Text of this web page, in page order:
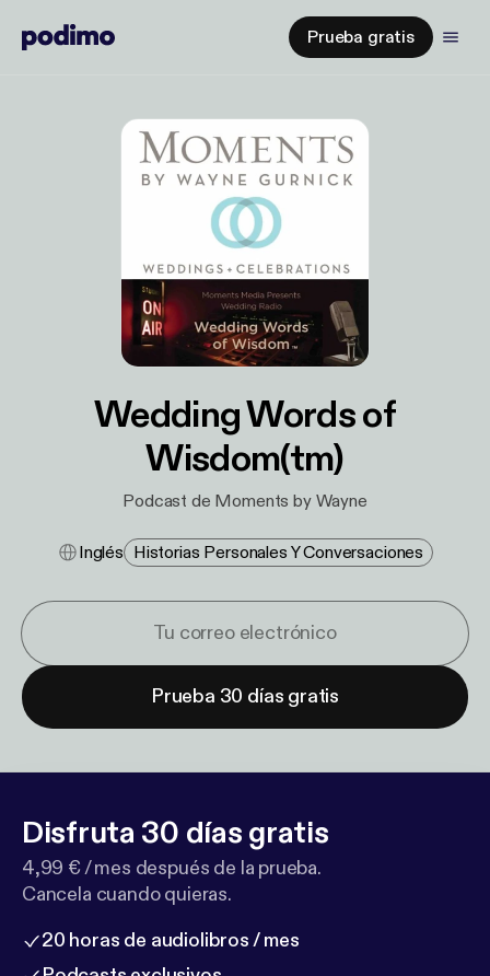
Prueba gratis
Wedding Words of
Wisdom(tm)
Podcast de Moments by Wayne
Inglés Historias Personales Y Conversaciones
Prueba 30 días gratis
Disfruta 30 días gratis
4,99 € / mes después de la prueba.
Cancela cuando quieras.
20 horas de audiolibros / mes